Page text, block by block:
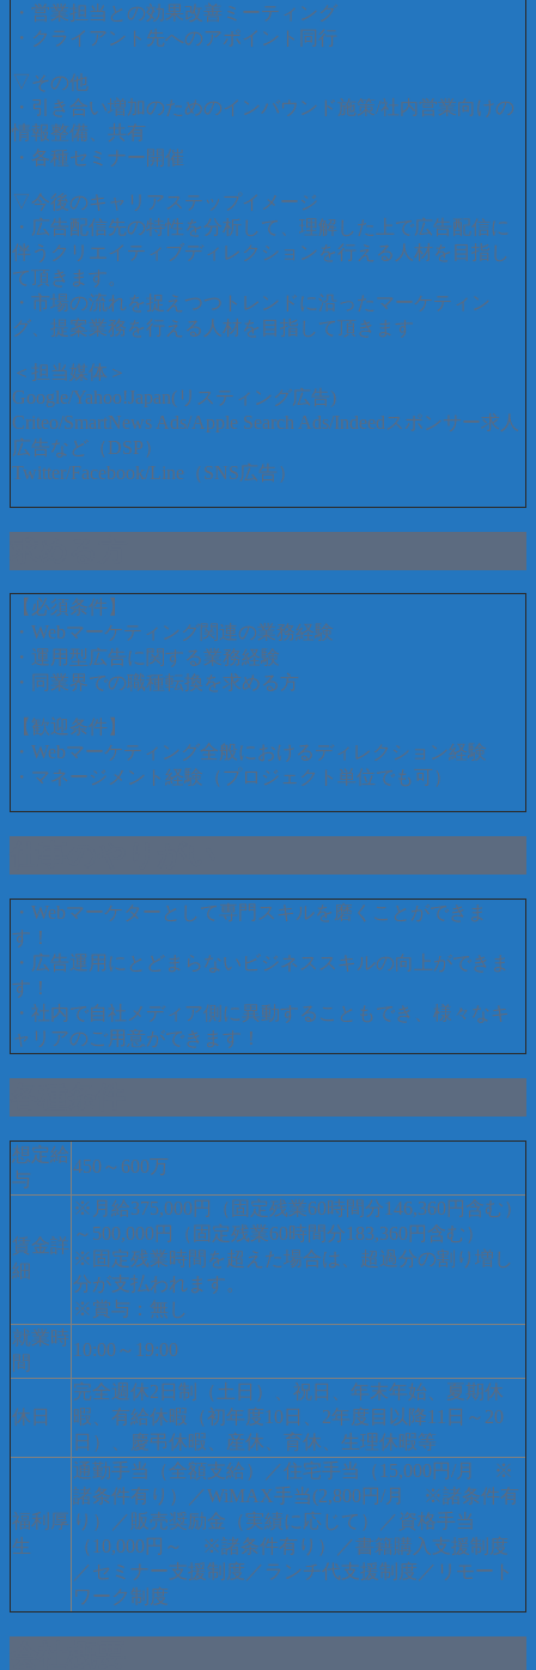
・営業担当との効果改善ミーティング
・クライアント先へのアポイント同行
▽その他
・引き合い増加のためのインバウンド施策/社内営業向けの
情報整備、共有
・各種セミナー開催
▽今後のキャリアステップイメージ
・広告配信先の特性を分析して、理解した上で広告配信に
伴うクリエイティブディレクションを行える人材を目指し
て頂きます。
・市場の流れを捉えつつトレンドに沿ったマーケティン
グ、提案業務を行える人材を目指して頂きます
＜担当媒体＞
Google/Yahoo!Japan(リスティング広告)
Criteo/SmartNews Ads/Apple Search Ads/Indeedスポンサー求人
広告など（DSP）
Twitter/Facebook/Line（SNS広告）
【必須条件】
・Webマーケティング関連の業務経験
・運用型広告に関する業務経験
・同業界での職種転換を求める方
【歓迎条件】
・Webマーケティング全般におけるディレクション経験
・マネージメント経験（プロジェクト単位でも可）
・Webマーケターとして専門スキルを磨くことができま
す！
・広告運用にとどまらないビジネススキルの向上ができま
す！
・社内で自社メディア側に異動することもでき、様々なキ
ャリアのご用意ができます！
想定給
与
450～600万
賃金詳
細
※月給375,000円（固定残業60時間分146,360円含む）
～500,000円（固定残業60時間分183,360円含む）
※固定残業時間を超えた場合は、超過分の割り増し
分が支払われます。
※賞与：無し
就業時
間
10:00～19:00
休日
完全週休2日制（土日）、祝日、年末年始、夏期休
暇、有給休暇（初年度10日、2年度目以降11日～20
日）、慶弔休暇、産休、育休、生理休暇等
福利厚
生
通勤手当（全額支給）／住宅手当（15,000円/月 ※
諸条件有り）／WiMAX手当(2,800円/月 ※諸条件有
り）／販売奨励金（実績に応じて）／資格手当
（10,000円～ ※諸条件有り）／書籍購入支援制度
／セミナー支援制度／ランチ代支援制度／リモート
ワーク制度